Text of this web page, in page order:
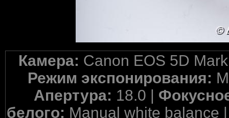
Камера: Canon EOS 5D
Режим экспонирования:
Апертура: 18.0 |
белого: Manual white balance